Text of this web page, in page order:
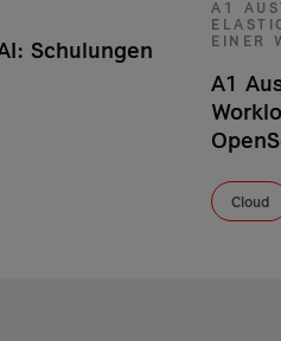
Schulungen
A1
EINER
A1
Cloud